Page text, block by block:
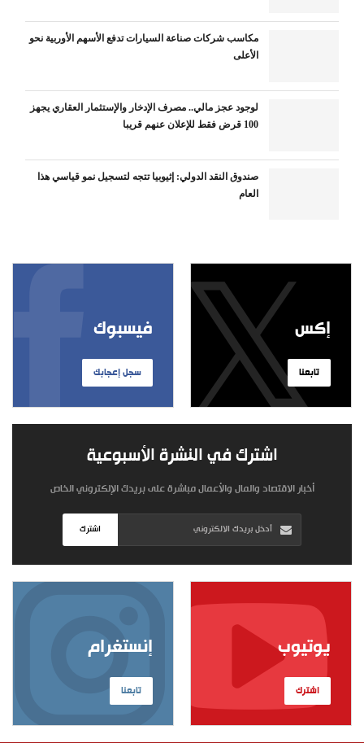
مكاسب شركات صناعة السيارات تدفع الأسهم الأوربية نحو
الأعلى
لوجود عجز مالي.. مصرف الإدخار والإستثمار العقاري يجهز
100 قرض فقط للإعلان عنهم قريبا
صندوق النقد الدولي: إثيوبيا تتجه لتسجيل نمو قياسي هذا
العام
فيسبوك
سجل إعجابك
إكس
تابعنا
اشترك في النشرة الأسبوعية
أخبار الاقتصاد والمال والأعمال مباشرة على بريدك الإلكتروني الخاص
اشترك
إنستغرام
تابعنا
يوتيوب
اشترك